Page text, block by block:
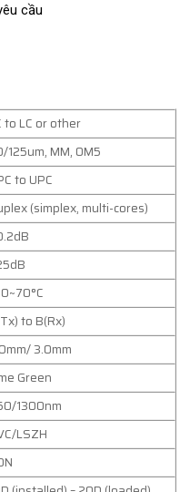
cầu
to LC or other
125um, MM, OM5
to UPC
(simplex, multi-cores)
to B(Rx)
3.0mm
Green
1300nm
LSZH